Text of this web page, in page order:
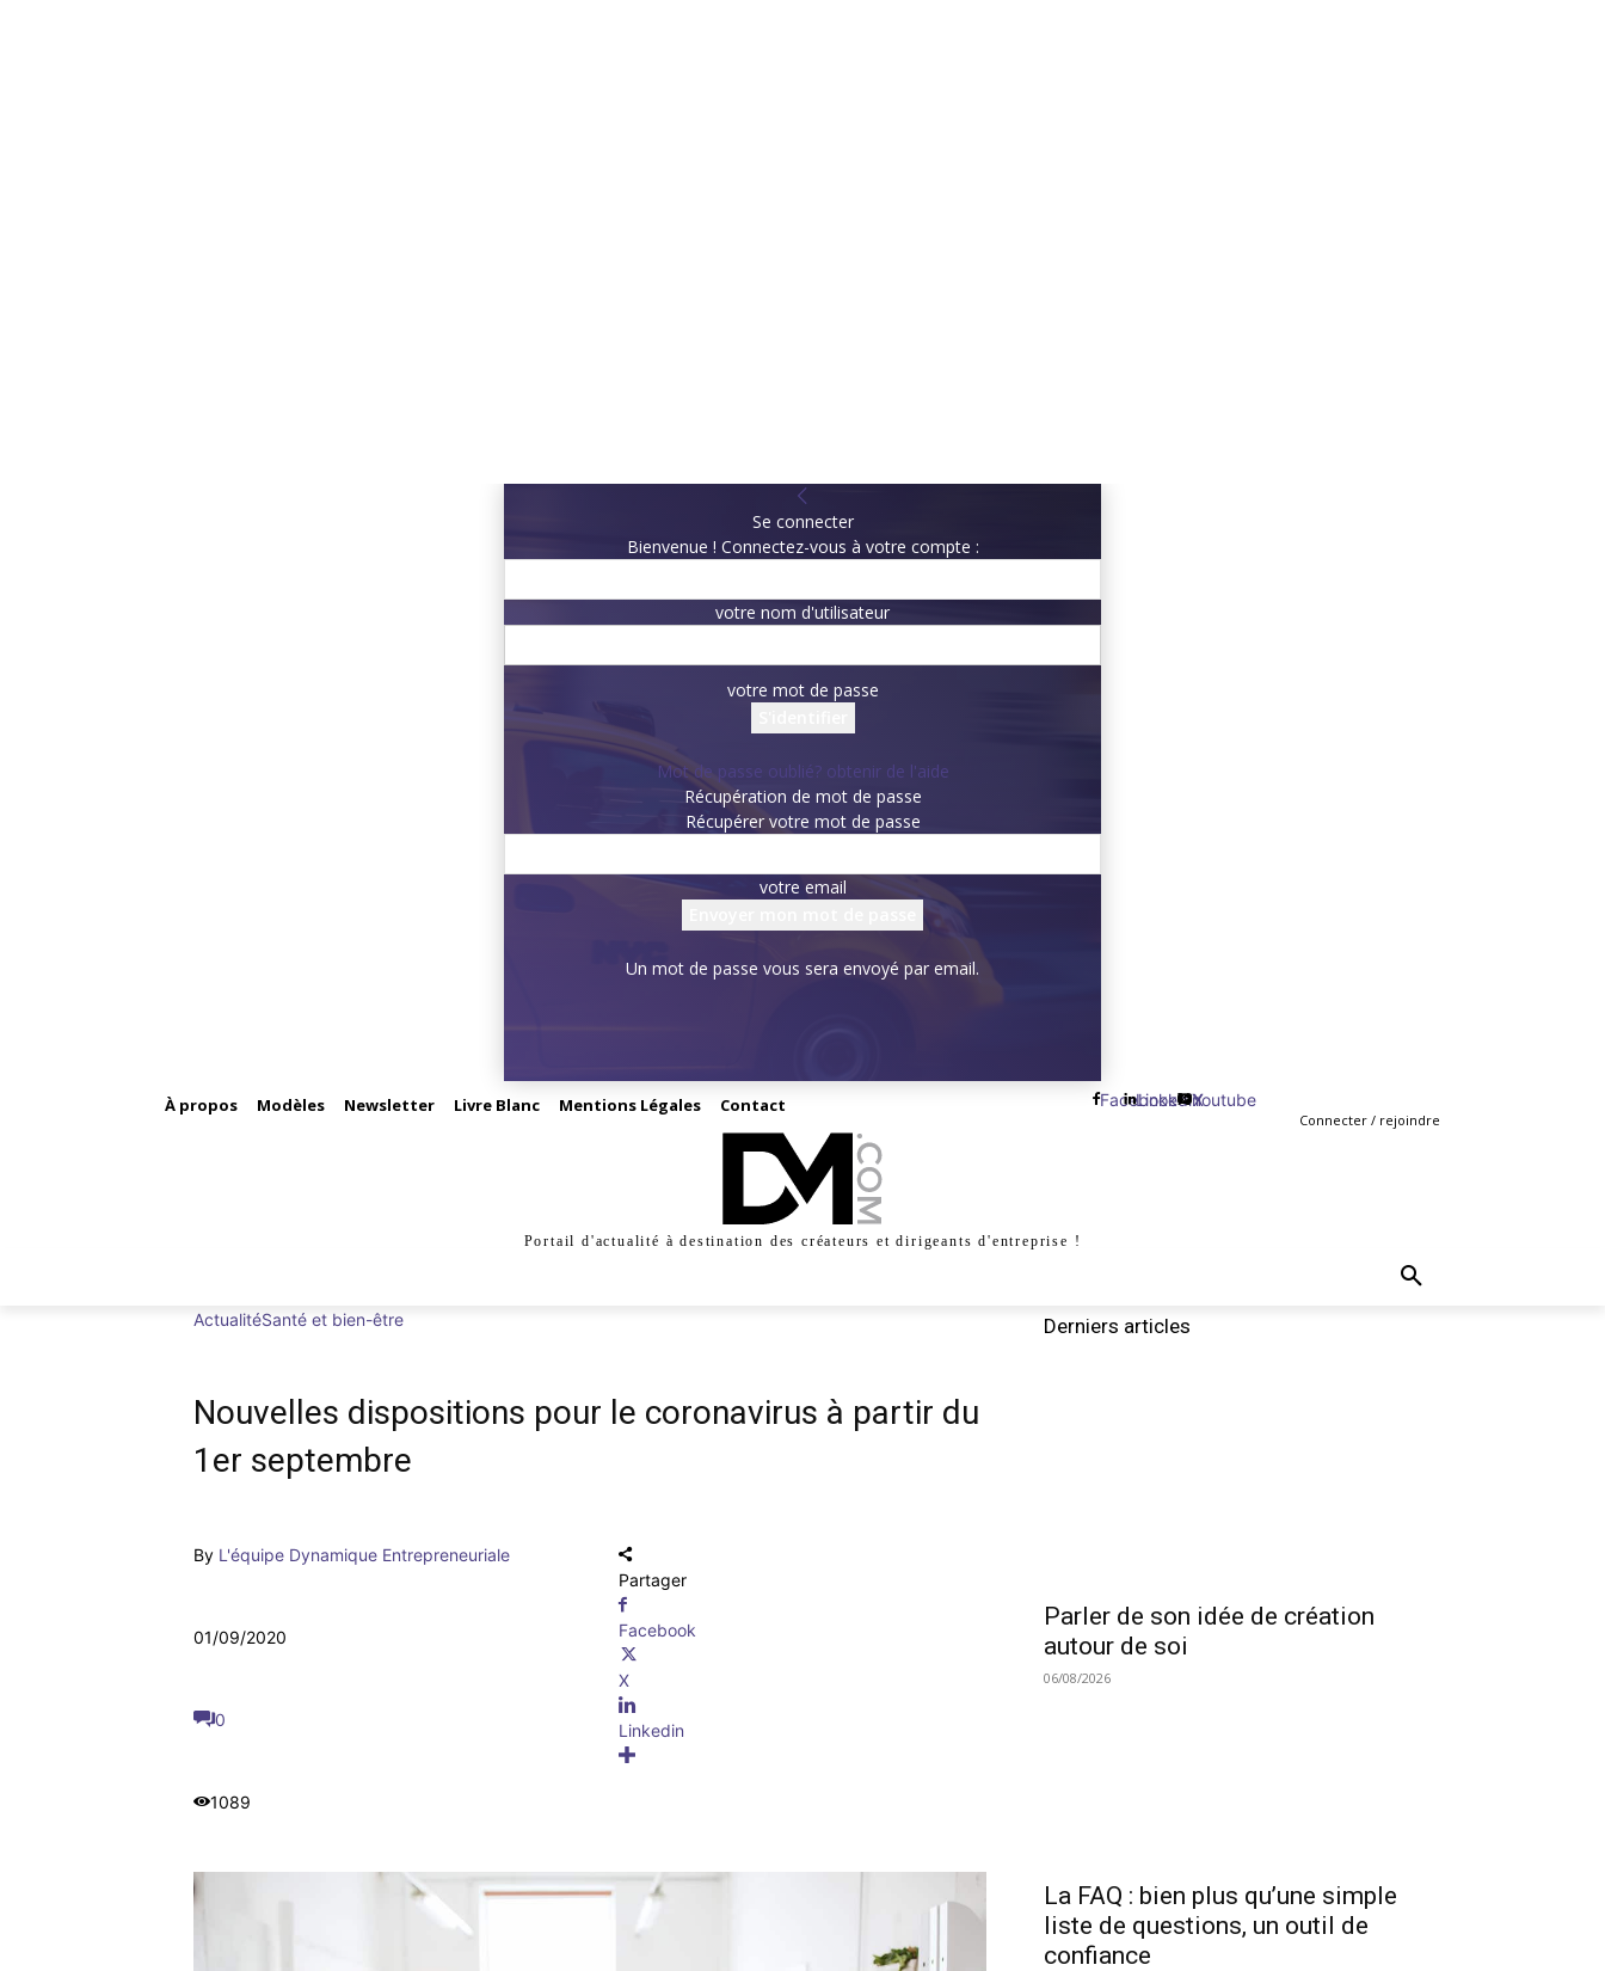
Se connecter
Bienvenue ! Connectez-vous à votre compte :
votre nom d'utilisateur
votre mot de passe
Mot de passe oublié? obtenir de l'aide
Récupération de mot de passe
Récupérer votre mot de passe
votre email
Un mot de passe vous sera envoyé par email.
À propos Modèles Newsletter Livre Blanc Mentions Légales Contact Facebook
Linkedin
X
Youtube
Connecter / rejoindre
Portail d'actualité à destination des créateurs et dirigeants d'entreprise !
ActualitéSanté et bien-être
Nouvelles dispositions pour le coronavirus à partir du
1er septembre
By L'équipe Dynamique Entrepreneuriale
01/09/2020
0
1089
Partager
Facebook
X
Linkedin
Derniers articles
Parler de son idée de création
autour de soi
06/08/2026
La FAQ : bien plus qu’une simple
liste de questions, un outil de
confiance